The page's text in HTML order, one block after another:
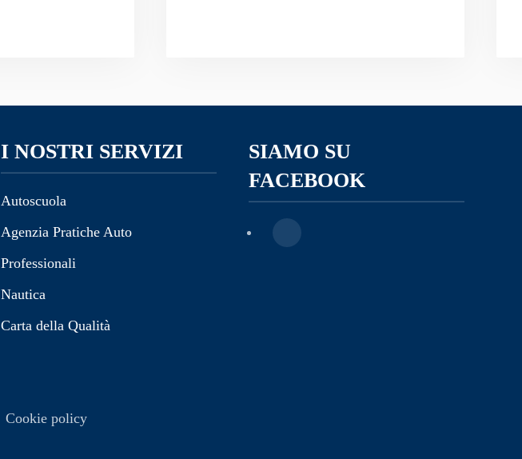
I NOSTRI SERVIZI
Autoscuola
Agenzia Pratiche Auto
Professionali
Nautica
Carta della Qualità
SIAMO SU
FACEBOOK
Cookie policy